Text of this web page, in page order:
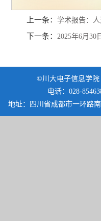
上一条：学术报告：
下一条： 2025年6月30
©川大电子信息学院
电话：028-
地址：四川省成都市一环路